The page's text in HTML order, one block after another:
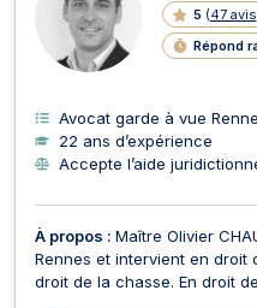
5 (47 avis
Répond
Avocat garde à vue
22 ans d’expérience
Accepte l’aide
À propos : Maître Olivier
Rennes et intervient en droit
droit de la chasse. En droit